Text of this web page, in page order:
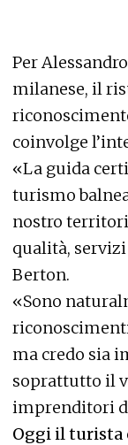
Per
milanese, il
coinvolge
«La guida
turismo
nostro
qualità,
Berton.
«Sono
ma credo sia
soprattutto il
imprenditori
Oggi il turista